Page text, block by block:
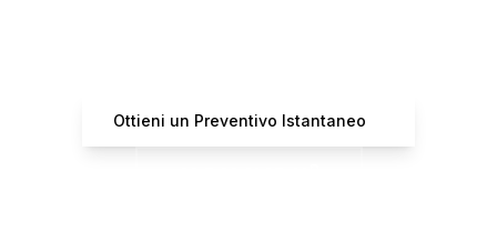
Ottieni un Preventivo Istantaneo